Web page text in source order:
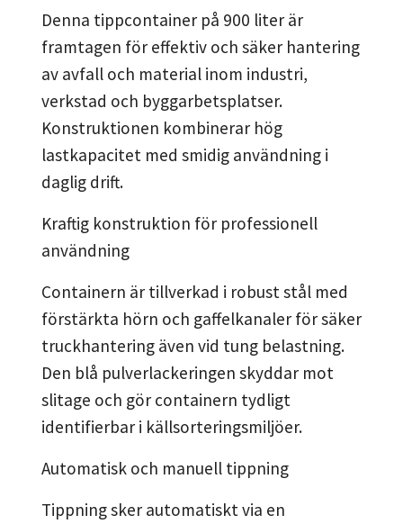
Denna tippcontainer på 900 liter är
framtagen för effektiv och säker hantering
av avfall och material inom industri,
verkstad och byggarbetsplatser.
Konstruktionen kombinerar hög
lastkapacitet med smidig användning i
daglig drift.
Kraftig konstruktion för professionell
användning
Containern är tillverkad i robust stål med
förstärkta hörn och gaffelkanaler för säker
truckhantering även vid tung belastning.
Den blå pulverlackeringen skyddar mot
slitage och gör containern tydligt
identifierbar i källsorteringsmiljöer.
Automatisk och manuell tippning
Tippning sker automatiskt via en